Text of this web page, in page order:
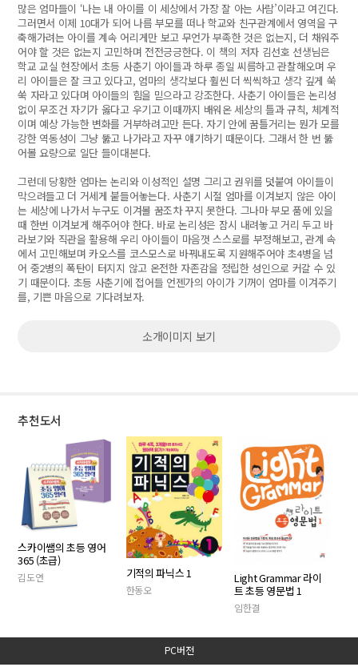
많은 엄마들이 ‘나는 내 아이를 이 세상에서 가장 잘 아는 사람’이라고 여긴다.
그러면서 이제 10대가 되어 나름 부모를 떠나 학교와 친구관계에서 영역을 구
축해가려는 아이를 계속 어리게만 보고 무언가 부족한 것은 없는지, 더 채워주
어야 할 것은 없는지 고민하며 전전긍긍한다. 이 책의 저자 김선호 선생님은
학교 교실 현장에서 초등 사춘기 아이들과 하루 종일 씨름하고 관찰해오며 우
리 아이들은 잘 크고 있다고, 엄마의 생각보다 훨씬 더 씩씩하고 생각 깊게 쑥
쑥 자라고 있다며 아이들의 힘을 믿으라고 강조한다. 사춘기 아이들은 논리성
없이 무조건 자기가 옳다고 우기고 이때까지 배워온 세상의 틀과 규칙, 체계적
이며 예상 가능한 변화를 거부하려고만 든다. 자기 안에 꿈틀거리는 뭔가 모를
강한 역동성이 그냥 뚫고 나가라고 자꾸 얘기하기 때문이다. 그래서 한 번 뚫
어볼 요량으로 일단 들이대본다.
그런데 당황한 엄마는 논리와 이성적인 설명 그리고 권위를 덧붙여 아이들이
막으려들고 더 거세게 붙들어놓는다. 사춘기 시절 엄마를 이겨보지 않은 아이
는 세상에 나가서 누구도 이겨볼 꿈조차 꾸지 못한다. 그나마 부모 품에 있을
때 한번 이겨보게 해주어야 한다. 바로 논리성은 잠시 내려놓고 거리 두고 바
라보기와 직관을 활용해 우리 아이들이 마음껏 스스로를 부정해보고, 관계 속
에서 고민해보며 카오스를 코스모스로 바꿔내도록 지원해주어야 초4병을 넘
어 중2병의 폭탄이 터지지 않고 온전한 자존감을 정립한 성인으로 커갈 수 있
기 때문이다. 초등 사춘기에 접어들 언젠가의 아이가 기꺼이 엄마를 이겨주기
를, 기쁜 마음으로 기다려보자.
소개이미지 보기
추천도서
스카이쌤의 초등 영어
365 (초급)
김도연 기적의 파닉스 1
한동오
Light Grammar 라이
트 초등 영문법 1
임한결
PC버전